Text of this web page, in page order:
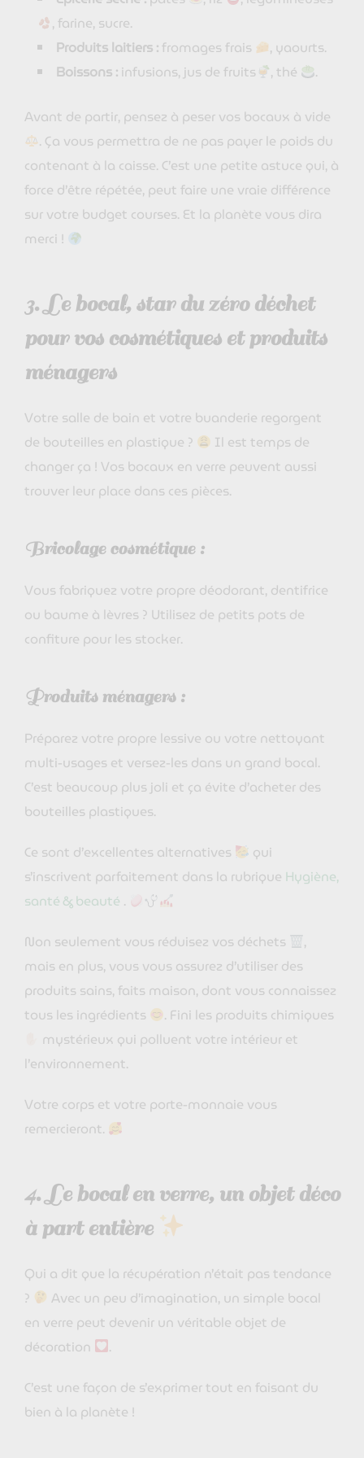
, farine, sucre.
Produits laitiers :fromages frais
, yaourts.
Boissons : infusions, jus de fruits , thé .
Avant de partir, pensez à peser vos bocaux à vide
. Ça vous permettra de ne pas payer le poids du
contenant à la caisse. C’est une petite astuce qui, à
force d’être répétée, peut faire une vraie différence
sur votre budget courses. Et la planète vous dira
merci !
3. Le bocal, star du zéro déchet
pour vos cosmétiques et produits
ménagers
Votre salle de bain et votre buanderie regorgent
de bouteilles en plastique ?
Il est temps de
changer ça ! Vos bocaux en verre peuvent aussi
trouver leur place dans ces pièces.
Bricolage cosmétique :
Vous fabriquez votre propre déodorant, dentifrice
ou baume à lèvres ? Utilisez de petits pots de
confiture pour les stocker.
Produits ménagers :
Préparez votre propre lessive ou votre nettoyant
multi-usages et versez-les dans un grand bocal.
C’est beaucoup plus joli et ça évite d’acheter des
bouteilles plastiques.
Ce sont d’excellentes alternatives
qui
s’inscrivent parfaitement dans la rubrique Hygiène,
santé & beauté .
Non seulement vous réduisez vos déchets
,
mais en plus, vous vous assurez d’utiliser des
produits sains, faits maison, dont vous connaissez
tous les ingrédients
. Fini les produits chimiques
mystérieux qui polluent votre intérieur et
l’environnement.
Votre corps et votre porte-monnaie vous
remercieront.
4. Le bocal en verre, un objet déco
à part entière
Qui a dit que la récupération n’était pas tendance
?
Avec un peu d’imagination, un simple bocal
en verre peut devenir un véritable objet de
décoration
.
C’est une façon de s’exprimer tout en faisant du
bien à la planète !